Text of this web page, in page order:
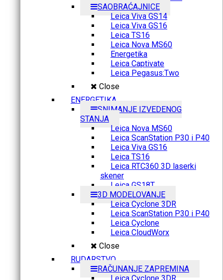
SAOBRAĆAJNICE
Leica Viva GS14
Leica Viva GS16
Leica TS16
Leica Nova MS60
Energetika
Leica Captivate
Leica Pegasus:Two
Close
ENERGETIKA
SNIMANJE IZVEDENOG
STANJA
Leica Nova MS60
Leica ScanStation P30 i P40
Leica Viva GS16
Leica TS16
Leica RTC360 3D laserki
skener
Leica GS18T
3D MODELOVANJE
Leica Cyclone 3DR
Leica ScanStation P30 i P40
Leica Cyclone
Leica CloudWorx
Close
RUDARSTVO
RAČUNANJE ZAPREMINA